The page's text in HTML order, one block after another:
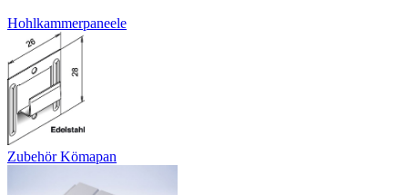
Hohlkammerpaneele
Zubehör Kömapan